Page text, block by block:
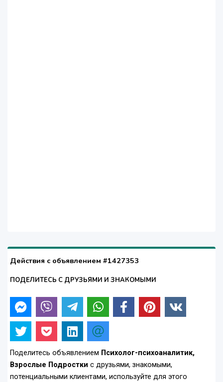
Действия с объявлением #1427353
ПОДЕЛИТЕСЬ С ДРУЗЬЯМИ И ЗНАКОМЫМИ
Поделитесь объявлением Психолог-психоаналитик,
Взрослые Подростки с друзьями, знакомыми,
потенциальными клиентами, используйте для этого